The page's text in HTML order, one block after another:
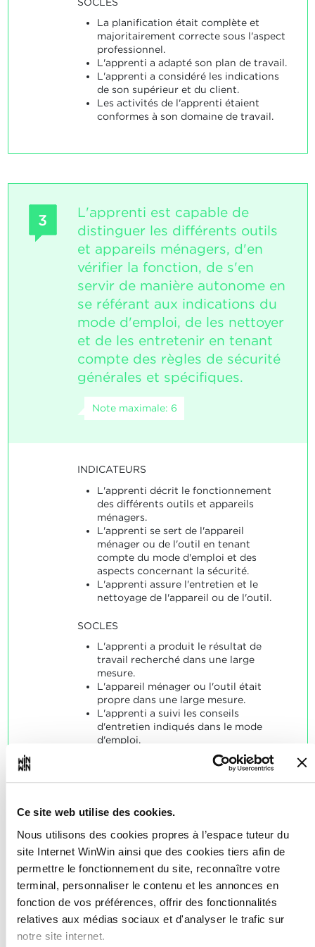
Ce site web utilise des cookies.
Nous utilisons des cookies propres à l’espace tuteur du
site Internet WinWin ainsi que des cookies tiers afin de
permettre le fonctionnement du site, reconnaître votre
terminal, personnaliser le contenu et les annonces en
fonction de vos préférences, offrir des fonctionnalités
relatives aux médias sociaux et d'analyser le trafic sur
notre site internet.
La planification était complète et
majoritairement correcte sous l'aspect
professionnel.
L'apprenti a adapté son plan de travail.
L'apprenti a considéré les indications
de son supérieur et du client.
Les activités de l'apprenti étaient
conformes à son domaine de travail.
3
L'apprenti est capable de
distinguer les différents outils
et appareils ménagers, d'en
vérifier la fonction, de s'en
servir de manière autonome en
se référant aux indications du
mode d'emploi, de les nettoyer
et de les entretenir en tenant
compte des règles de sécurité
générales et spécifiques.
Note maximale: 6
INDICATEURS
L'apprenti décrit le fonctionnement
des différents outils et appareils
ménagers.
L'apprenti se sert de l'appareil
ménager ou de l'outil en tenant
compte du mode d'emploi et des
aspects concernant la sécurité.
L'apprenti assure l'entretien et le
nettoyage de l'appareil ou de l'outil.
SOCLES
L'apprenti a produit le résultat de
travail recherché dans une large
mesure.
L'appareil ménager ou l'outil était
propre dans une large mesure.
L'apprenti a suivi les conseils
d'entretien indiqués dans le mode
d'emploi.
La sécurité était assurée dans une
4
L'apprenti est capable de
distinguer différents types de
souillures de manière
autonome et d'opter pour des
méthodes de nettoyage et